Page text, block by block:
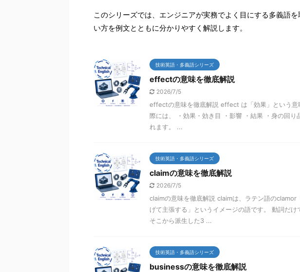
このシリーズでは、エンジニアが実務でよく目にする多義語
い方を例文とともに分かりやすく解説します。
技術英語・多義語シリーズ
effectの意味を徹底解説
2026/7/5
effectの意味を徹底解説 effect は「効果」という意
際には、 ・効果・効き目 ・影響 ・結果 ・身の回
れます。 ...
技術英語・多義語シリーズ
claimの意味を徹底解説
2026/7/5
claimの意味を徹底解説 claimは、ラテン語のclamor
げて主張する」というイメージの語です。 動詞だけ
そこから派生した3 ...
技術英語・多義語シリーズ
businessの意味を徹底解説